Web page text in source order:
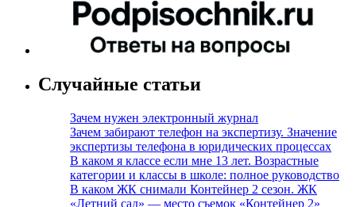
Случайные статьи
Зачем нужен электронный журнал
Зачем забирают телефон на экспертизу. Значение
экспертизы телефона в юридических процессах
В каком я классе если мне 13 лет. Возрастные
категории и классы в школе: полное руководство
В каком ЖК снимали Контейнер 2 сезон. ЖК
«Летний сад» — место съемок «Контейнер 2»